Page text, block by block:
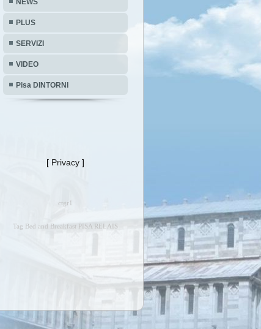
NEWS
PLUS
SERVIZI
VIDEO
Pisa DINTORNI
[ Privacy ]
ctgr1
Tag Bed and Breakfast PISA RELAIS